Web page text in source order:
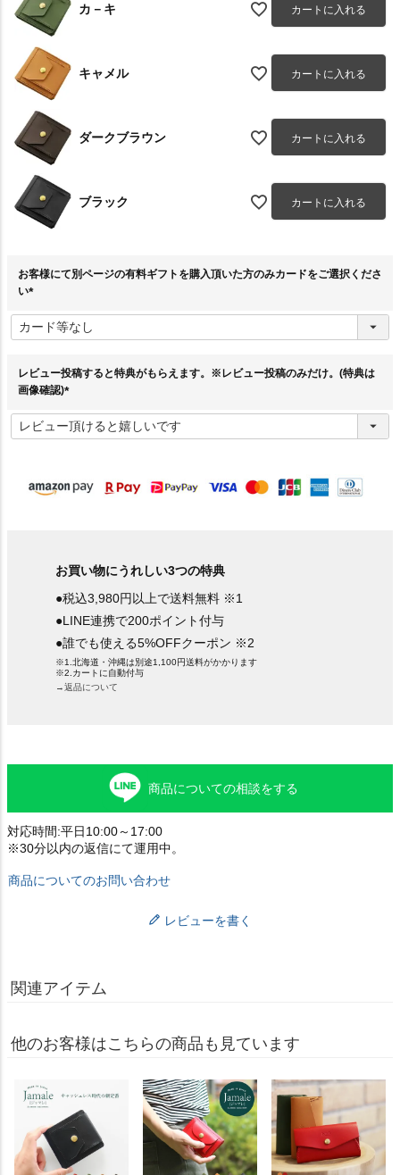
カ－キ カートに入れる
キャメル カートに入れる
ダークブラウン カートに入れる
ブラック カートに入れる
お客様にて別ページの有料ギフトを購入頂いた方のみカードをご選択くださ
い
必
須
レビュー投稿すると特典がもらえます。※レビュー投稿のみだけ。(特典は
画像確認)
必
須
お買い物にうれしい3つの特典
●税込3,980円以上で送料無料 ※1
●LINE連携で200ポイント付与
●誰でも使える5%OFFクーポン ※2
※1.北海道・沖縄は別途1,100円送料がかかります
※2.カートに自動付与
→返品について
商品についての相談をする
対応時間:平日10:00～17:00
※30分以内の返信にて運用中。
商品についてのお問い合わせ
レビューを書く
関連アイテム
他のお客様はこちらの商品も見ています